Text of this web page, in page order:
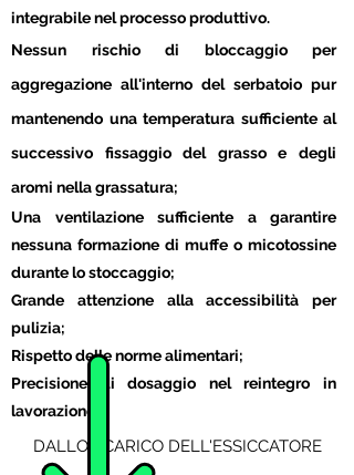
integrabile nel processo produttivo.
Nessun rischio di bloccaggio per
aggregazione all'interno del serbatoio pur
mantenendo una temperatura sufficiente al
successivo fissaggio del grasso e degli
aromi nella grassatura;
Una ventilazione sufficiente a garantire
nessuna formazione di muffe o micotossine
durante lo stoccaggio;
Grande attenzione alla accessibilità per
pulizia;
Rispetto delle norme alimentari;
Precisione di dosaggio nel reintegro in
lavorazione.
DALLO SCARICO DELL'ESSICCATORE